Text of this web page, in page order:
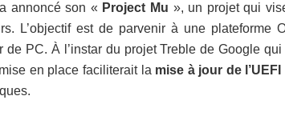
annoncé son « Project Mu », un projet qui
L’objectif est de parvenir à une plateforme
de PC. À l’instar du projet Treble de Google
en place faciliterait la mise à jour de l’UEFI